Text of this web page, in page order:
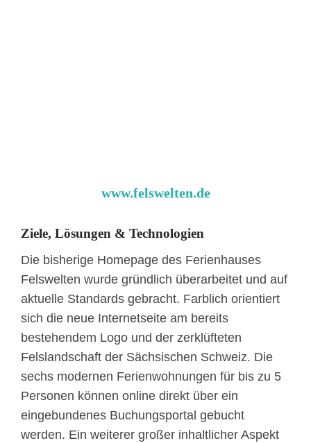
www.felswelten.de
Ziele, Lösungen & Technologien
Die bisherige Homepage des Ferienhauses
Felswelten wurde gründlich überarbeitet und auf
aktuelle Standards gebracht. Farblich orientiert
sich die neue Internetseite am bereits
bestehendem Logo und der zerklüfteten
Felslandschaft der Sächsischen Schweiz. Die
sechs modernen Ferienwohnungen für bis zu 5
Personen können online direkt über ein
eingebundenes Buchungsportal gebucht
werden. Ein weiterer großer inhaltlicher Aspekt